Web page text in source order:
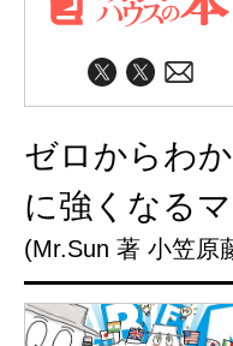
ゼロからわ
に強くなる
(Mr.Sun 著 小笠原